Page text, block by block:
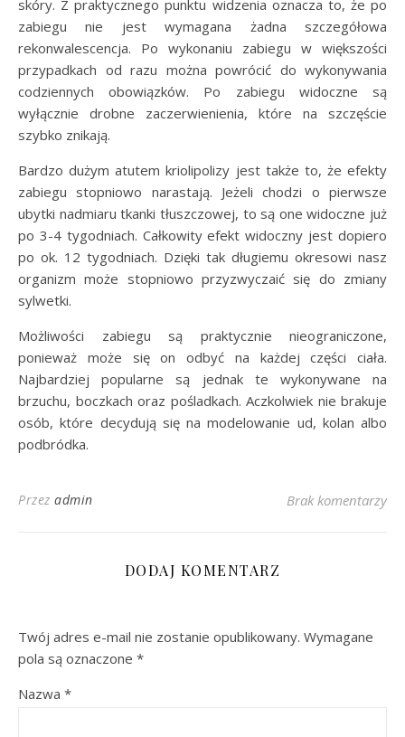
skóry. Z praktycznego punktu widzenia oznacza to, że po
zabiegu nie jest wymagana żadna szczegółowa
rekonwalescencja. Po wykonaniu zabiegu w większości
przypadkach od razu można powrócić do wykonywania
codziennych obowiązków. Po zabiegu widoczne są
wyłącznie drobne zaczerwienienia, które na szczęście
szybko znikają.
Bardzo dużym atutem kriolipolizy jest także to, że efekty
zabiegu stopniowo narastają. Jeżeli chodzi o pierwsze
ubytki nadmiaru tkanki tłuszczowej, to są one widoczne już
po 3-4 tygodniach. Całkowity efekt widoczny jest dopiero
po ok. 12 tygodniach. Dzięki tak długiemu okresowi nasz
organizm może stopniowo przyzwyczaić się do zmiany
sylwetki.
Możliwości zabiegu są praktycznie nieograniczone,
ponieważ może się on odbyć na każdej części ciała.
Najbardziej popularne są jednak te wykonywane na
brzuchu, boczkach oraz pośladkach. Aczkolwiek nie brakuje
osób, które decydują się na modelowanie ud, kolan albo
podbródka.
Przez admin Brak komentarzy
DODAJ KOMENTARZ
Twój adres e-mail nie zostanie opublikowany. Wymagane
pola są oznaczone *
Nazwa *